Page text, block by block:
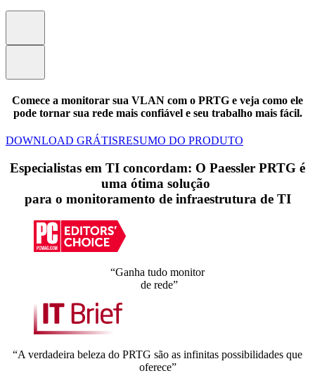
Comece a monitorar sua VLAN com o PRTG e veja como ele
pode tornar sua rede mais confiável e seu trabalho mais fácil.
DOWNLOAD GRÁTISRESUMO DO PRODUTO
Especialistas em TI concordam: O Paessler PRTG é
uma ótima solução
para o monitoramento de infraestrutura de TI
“Ganha tudo monitor
de rede”
“A verdadeira beleza do PRTG são as infinitas possibilidades que
oferece”